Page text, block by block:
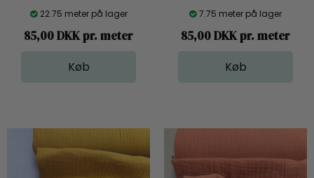
22.75 meter på lager
85,00 DKK pr. meter
7.75 meter på lager
85,00 DKK pr. meter